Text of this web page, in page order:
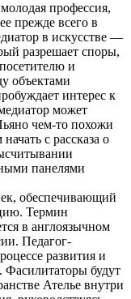
профессия,
прежде всего в
в искусстве —
разрешает споры,
и
объектами
интерес к
может
чем-то похожи
с рассказа о
панелями
обеспечивающий
Термин
в англоязычном
Педагог-
развития и
Фасилитаторы будут
Ателье внутри